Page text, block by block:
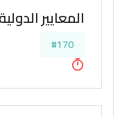
المعايير
#170